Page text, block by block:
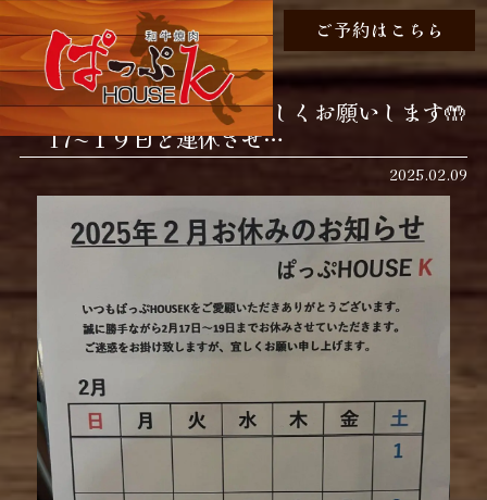
ご予約はこちら
２月の休みです！ よろしくお願いします🤲
17〜１９日と連休させ…
2025.02.09